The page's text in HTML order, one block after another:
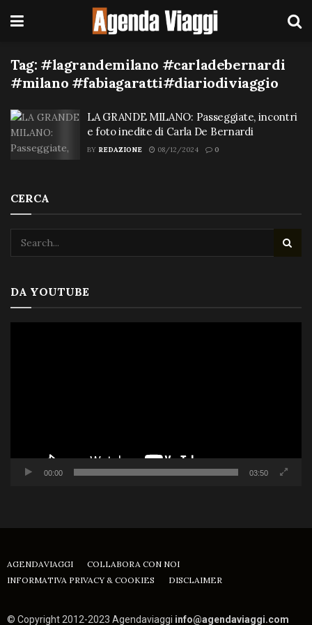
Tag: #lagrandemilano #carladebernardi
#milano #fabiagaratti#diariodiviaggio
LA GRANDE MILANO: Passeggiate, incontri
e foto inedite di Carla De Bernardi
BY REDAZIONE 08/12/2024 0
CERCA
DA YOUTUBE
00:00 03:50
AGENDAVIAGGI
COLLABORA CON NOI
INFORMATIVA PRIVACY & COOKIES
DISCLAIMER
© Copyright 2012-2023 Agendaviaggi info@agendaviaggi.com